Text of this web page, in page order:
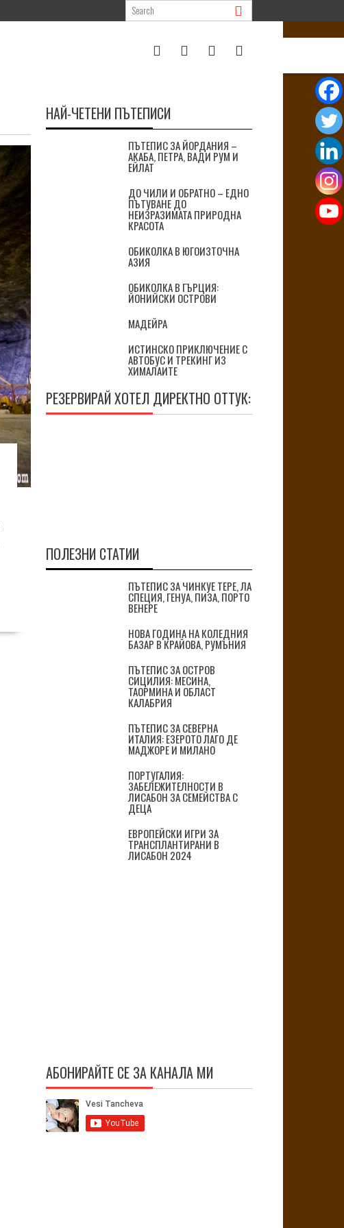
НАЙ-ЧЕТЕНИ ПЪТЕПИСИ
ПЪТЕПИС ЗА ЙОРДАНИЯ –
АКАБА, ПЕТРА, ВАДИ РУМ И
ЕЙЛАТ
ДО ЧИЛИ И ОБРАТНО – ЕДНО
ПЪТУВАНЕ ДО
НЕИЗРАЗИМАТА ПРИРОДНА
КРАСОТА
ОБИКОЛКА В ЮГОИЗТОЧНА
АЗИЯ
ОБИКОЛКА В ГЪРЦИЯ:
ЙОНИЙСКИ ОСТРОВИ
МАДЕЙРА
ИСТИНСКО ПРИКЛЮЧЕНИЕ С
АВТОБУС И ТРЕКИНГ ИЗ
ХИМАЛАИТЕ
РЕЗЕРВИРАЙ ХОТЕЛ ДИРЕКТНО ОТТУК:
ПОЛЕЗНИ СТАТИИ
ПЪТЕПИС ЗА ЧИНКУЕ ТЕРЕ, ЛА
СПЕЦИЯ, ГЕНУА, ПИЗА, ПОРТО
ВЕНЕРЕ
НОВА ГОДИНА НА КОЛЕДНИЯ
БАЗАР В КРАЙОВА, РУМЪНИЯ
ПЪТЕПИС ЗА ОСТРОВ
СИЦИЛИЯ: МЕСИНА,
ТАОРМИНА И ОБЛАСТ
КАЛАБРИЯ
ПЪТЕПИС ЗА СЕВЕРНА
ИТАЛИЯ: ЕЗЕРОТО ЛАГО ДЕ
МАДЖОРЕ И МИЛАНО
ПОРТУГАЛИЯ:
ЗАБЕЛЕЖИТЕЛНОСТИ В
ЛИСАБОН ЗА СЕМЕЙСТВА С
ДЕЦА
ЕВРОПЕЙСКИ ИГРИ ЗА
ТРАНСПЛАНТИРАНИ В
ЛИСАБОН 2024
АБОНИРАЙТЕ СЕ ЗА КАНАЛА МИ